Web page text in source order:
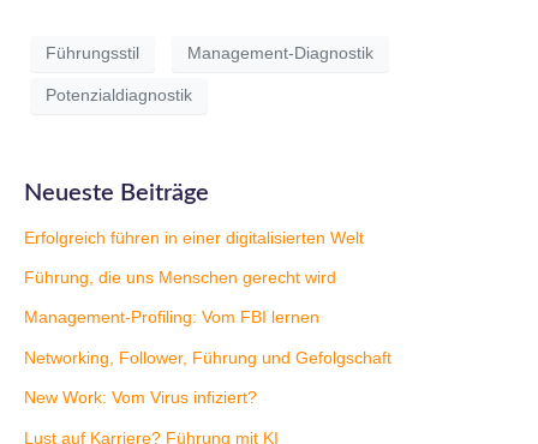
Führungsstil Management-Diagnostik
Potenzialdiagnostik
Neueste Beiträge
Erfolgreich führen in einer digitalisierten Welt
Führung, die uns Menschen gerecht wird
Management-Profiling: Vom FBI lernen
Networking, Follower, Führung und Gefolgschaft
New Work: Vom Virus infiziert?
Lust auf Karriere? Führung mit KI